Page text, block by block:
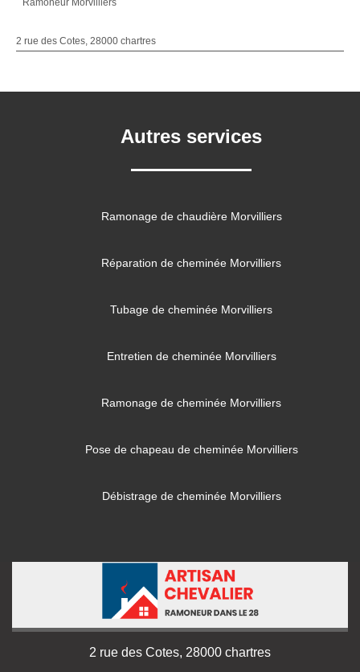
Ramoneur Morvilliers
2 rue des Cotes, 28000 chartres
Autres services
Ramonage de chaudière Morvilliers
Réparation de cheminée Morvilliers
Tubage de cheminée Morvilliers
Entretien de cheminée Morvilliers
Ramonage de cheminée Morvilliers
Pose de chapeau de cheminée Morvilliers
Débistrage de cheminée Morvilliers
2 rue des Cotes, 28000 chartres